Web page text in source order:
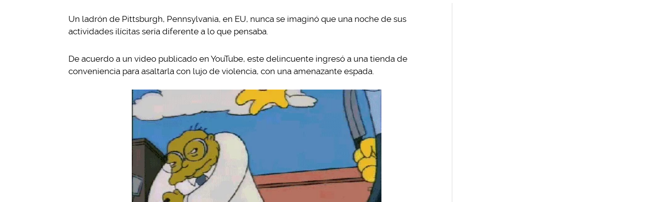
Un ladrón de Pittsburgh, Pennsylvania, en EU, nunca se imaginó que una noche de sus
actividades ilícitas sería diferente a lo que pensaba.
De acuerdo a un video publicado en YouTube, este delincuente ingresó a una tienda de
conveniencia para asaltarla con lujo de violencia, con una amenazante espada.